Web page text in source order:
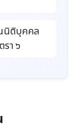
นิติบุคคล
า ๖